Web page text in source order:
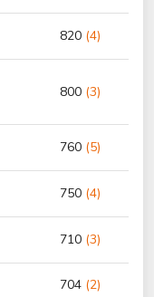
820 (4)
800 (3)
760 (5)
750 (4)
710 (3)
704 (2)